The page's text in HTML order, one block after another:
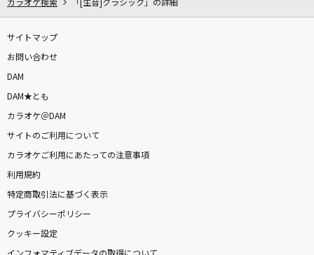
カラオケ検索 「[生音]クラシック」の詳細
サイトマップ
お問い合わせ
DAM
DAM★とも
カラオケ＠DAM
サイトのご利用について
カラオケご利用にあたっての注意事項
利用規約
特定商取引法に基づく表示
プライバシーポリシー
クッキー設定